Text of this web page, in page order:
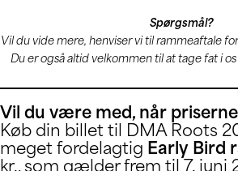
Spørgsmål?
Vil du vide mere, henviser vi til rammeaftale
Du er også altid velkommen til at tage fat i
Vil du være med, når
Køb din billet til DMA Roots
meget fordelagtig Early Bird